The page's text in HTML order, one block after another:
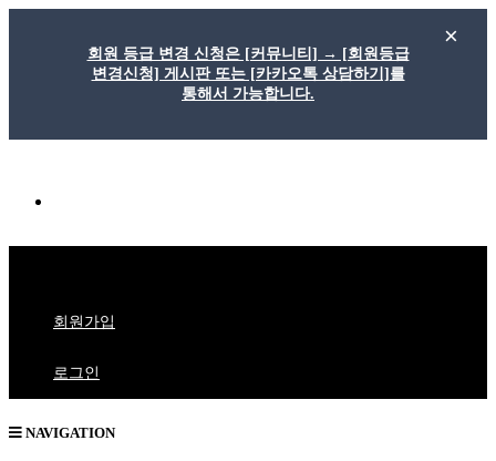
회원 등급 변경 신청은 [커뮤니티] → [회원등급
변경신청] 게시판 또는 [카카오톡 상담하기]를
통해서 가능합니다.
회원가입
로그인
NAVIGATION